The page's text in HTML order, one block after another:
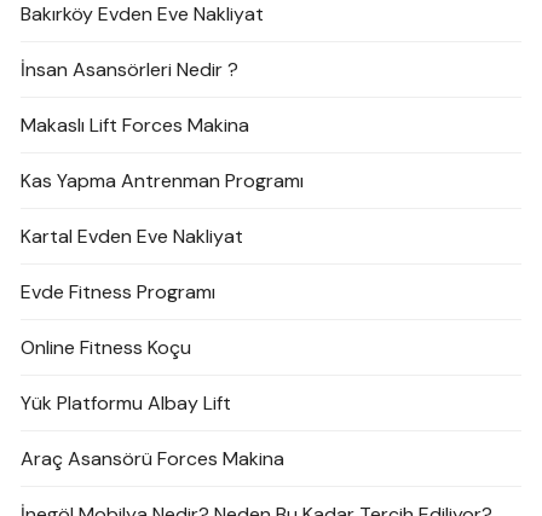
Bakırköy Evden Eve Nakliyat
İnsan Asansörleri Nedir ?
Makaslı Lift Forces Makina
Kas Yapma Antrenman Programı
Kartal Evden Eve Nakliyat
Evde Fitness Programı
Online Fitness Koçu
Yük Platformu Albay Lift
Araç Asansörü Forces Makina